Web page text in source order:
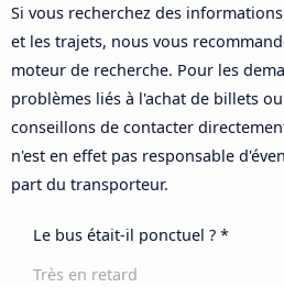
Si vous recherchez des
et les trajets, nous vous
moteur de recherche. Pour les
problèmes liés à l'achat de billets
conseillons de contacter
n'est en effet pas responsable
part du transporteur.
Le bus était-il ponctuel ? *
Très en retard